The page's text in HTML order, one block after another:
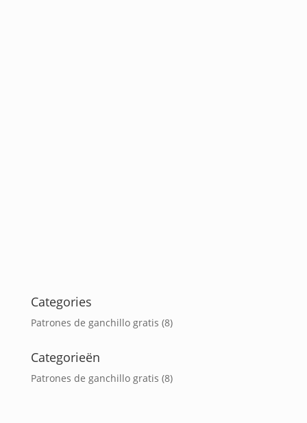
Categories
Patrones de ganchillo gratis (8)
Categorieën
Patrones de ganchillo gratis (8)